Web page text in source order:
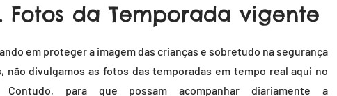
Fotos da Temporada vigente
em proteger a imagem das crianças e sobretudo na segurança
não divulgamos as fotos das temporadas em tempo real aqui no
Contudo, para que possam acompanhar diariamente a